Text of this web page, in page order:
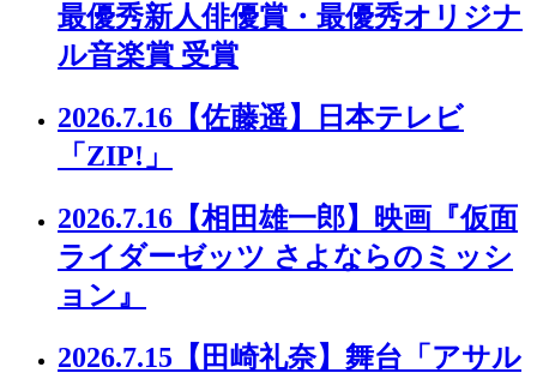
最優秀新人俳優賞・最優秀オリジナ
ル音楽賞 受賞
2026.7.16 【佐藤遥】日本テレビ
「ZIP!」
2026.7.16 【相田雄一郎】映画『仮面
ライダーゼッツ さよならのミッシ
ョン』
2026.7.15 【田崎礼奈】舞台「アサル